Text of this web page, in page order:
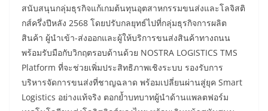
สนับสนุนกลุ่มธุรกิจแก้เกมต้นทุนอุตสาหกรรมขนส่งและโลจิสติ
กส์ครึ่งปีหลัง 2568 โดยปรับกลยุทธ์ไปที่กลุ่มธุรกิจการผลิต
สินค้า ผู้นำเข้า-ส่งออกและผู้ให้บริการขนส่งสินค้าทางถนน
พร้อมรับมือกับวิกฤตรอบด้านด้วย NOSTRA LOGISTICS TMS
Platform ที่จะช่วยเพิ่มประสิทธิภาพเชิงระบบ รองรับการ
บริหารจัดการขนส่งที่ชาญฉลาด พร้อมเปลี่ยนผ่านสู่ยุค Smart
Logistics อย่างแท้จริง ตอกย้ำบทบาทผู้นำด้านแพลตฟอร์ม